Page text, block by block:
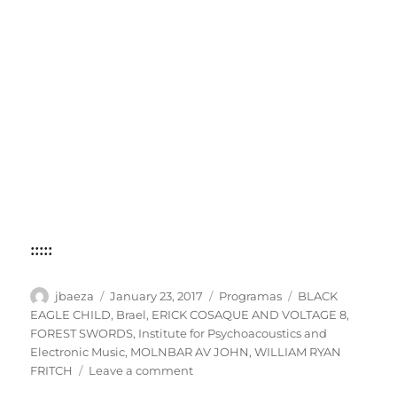
:::::
Author
jbaeza
Posted
on
January 23, 2017 Categories
Programas Tags
BLACK
EAGLE CHILD, Brael, ERICK COSAQUE AND VOLTAGE 8,
FOREST SWORDS, Institute for Psychoacoustics and
Electronic Music, MOLNBAR AV JOHN,WILLIAM RYAN
FRITCH
Leave a commenton